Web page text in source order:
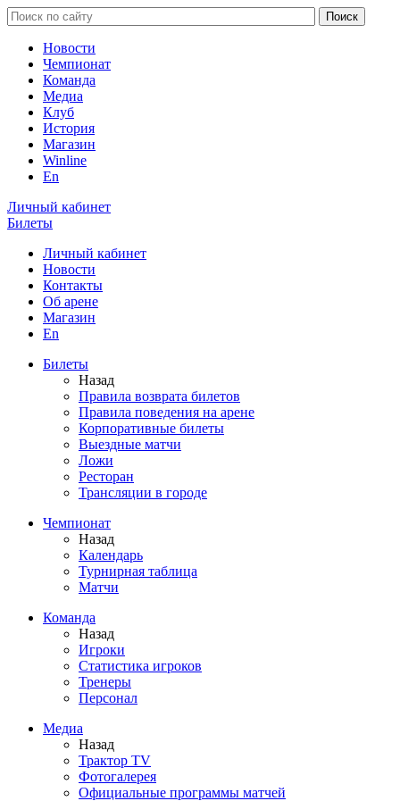
Новости
Чемпионат
Команда
Медиа
Клуб
История
Магазин
Winline
En
Личный кабинет
Билеты
Личный кабинет
Новости
Контакты
Об арене
Магазин
En
Билеты
Назад
Правила возврата билетов
Правила поведения на арене
Корпоративные билеты
Выездные матчи
Ложи
Ресторан
Трансляции в городе
Чемпионат
Назад
Календарь
Турнирная таблица
Матчи
Команда
Назад
Игроки
Статистика игроков
Тренеры
Персонал
Медиа
Назад
Трактор TV
Фотогалерея
Официальные программы матчей